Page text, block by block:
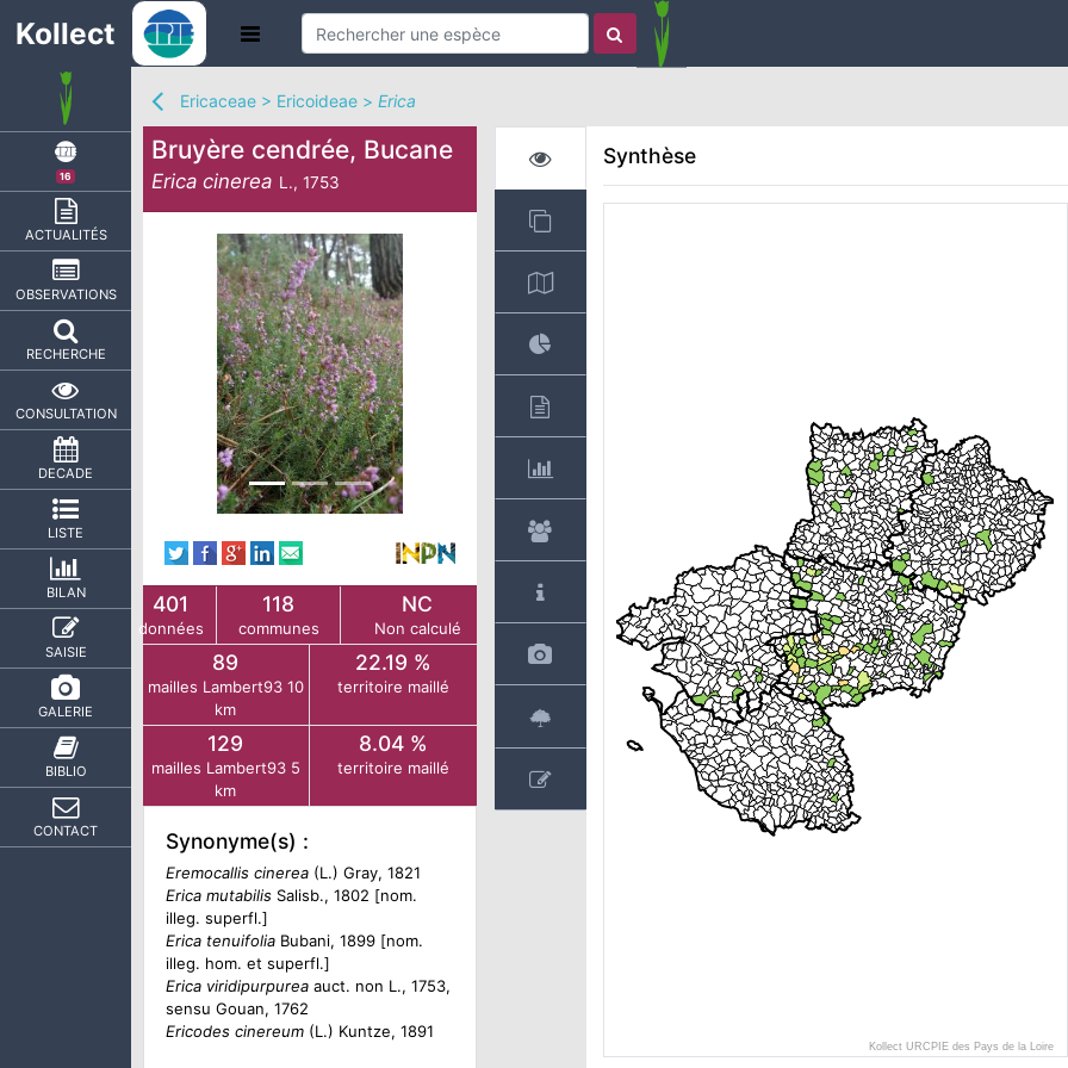
Kollect
16
ACTUALITÉS
OBSERVATIONS
RECHERCHE
CONSULTATION
DECADE
LISTE
BILAN
SAISIE
GALERIE
BIBLIO
CONTACT
Ericaceae > Ericoideae > Erica
Bruyère cendrée, Bucane
Erica cinerea L., 1753
401
données
118
communes
NC
Non calculé
89
mailles Lambert93 10
km
22.19 %
territoire maillé
129
mailles Lambert93 5
km
8.04 %
territoire maillé
Synonyme(s) :
Eremocallis cinerea(L.) Gray, 1821
Erica mutabilisSalisb., 1802 [nom.
illeg. superfl.]
Erica tenuifoliaBubani, 1899 [nom.
illeg. hom. et superfl.]
Erica viridipurpureaauct. non L., 1753,
sensu Gouan, 1762
Ericodes cinereum(L.) Kuntze, 1891
Synthèse
Kollect URCPIE des Pays de la Loire